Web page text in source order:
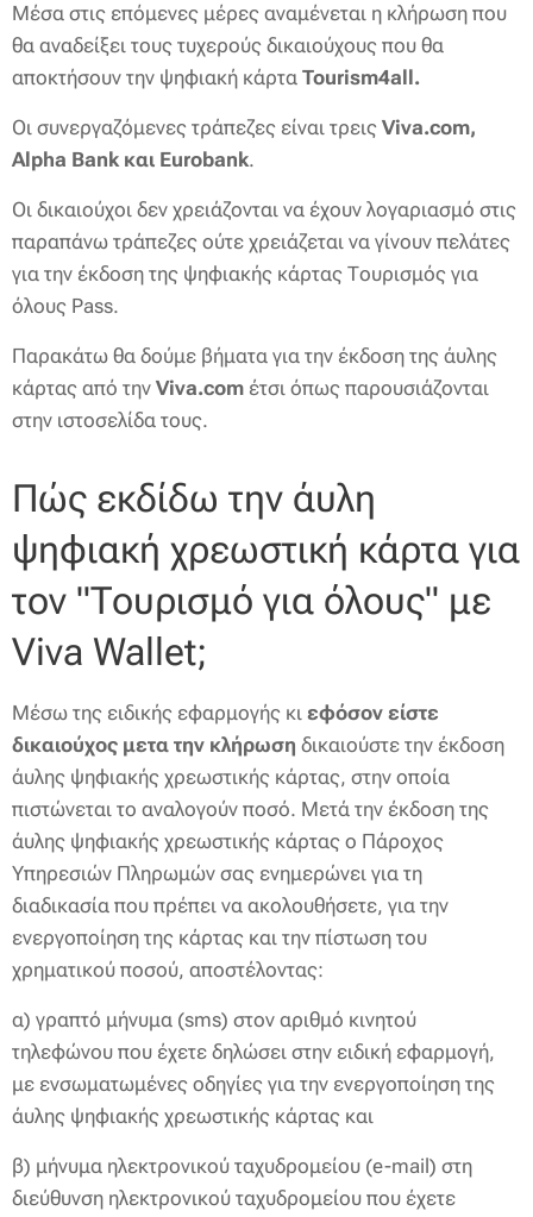
Μέσα στις επόμενες μέρες αναμένεται η κλήρωση που
θα αναδείξει τους τυχερούς δικαιούχους που θα
αποκτήσουν την ψηφιακή κάρτα Tourism4all.
Οι συνεργαζόμενες τράπεζες είναι τρεις Viva.com,
Alpha Bank και Eurobank.
Οι δικαιούχοι δεν χρειάζονται να έχουν λογαριασμό στις
παραπάνω τράπεζες ούτε χρειάζεται να γίνουν πελάτες
για την έκδοση της ψηφιακής κάρτας Τουρισμός για
όλους Pass.
Παρακάτω θα δούμε βήματα για την έκδοση της άυλης
κάρτας από την Viva.com έτσι όπως παρουσιάζονται
στην ιστοσελίδα τους.
Πώς εκδίδω την άυλη
ψηφιακή χρεωστική κάρτα για
τον "Τουρισμό για όλους" με
Viva Wallet;
Μέσω της ειδικής εφαρμογής κι εφόσον είστε
δικαιούχος μετα την κλήρωση δικαιούστε την έκδοση
άυλης ψηφιακής χρεωστικής κάρτας, στην οποία
πιστώνεται το αναλογούν ποσό. Μετά την έκδοση της
άυλης ψηφιακής χρεωστικής κάρτας ο Πάροχος
Υπηρεσιών Πληρωμών σας ενημερώνει για τη
διαδικασία που πρέπει να ακολουθήσετε, για την
ενεργοποίηση της κάρτας και την πίστωση του
χρηματικού ποσού, αποστέλοντας:
α) γραπτό μήνυμα (sms) στον αριθμό κινητού
τηλεφώνου που έχετε δηλώσει στην ειδική εφαρμογή,
με ενσωματωμένες οδηγίες για την ενεργοποίηση της
άυλης ψηφιακής χρεωστικής κάρτας και
β) μήνυμα ηλεκτρονικού ταχυδρομείου (e-mail) στη
διεύθυνση ηλεκτρονικού ταχυδρομείου που έχετε